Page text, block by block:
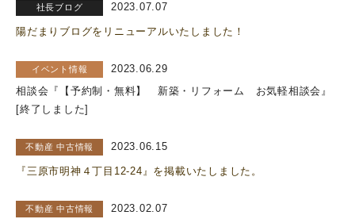
社長ブログ 2023.07.07
陽だまりブログをリニューアルいたしました！
イベント情報
2023.06.29
相談会『【予約制・無料】 新築・リフォーム お気軽相談会』
[終了しました]
不動産 中古情報 2023.06.15
『三原市明神４丁目12-24』を掲載いたしました。
不動産 中古情報 2023.02.07